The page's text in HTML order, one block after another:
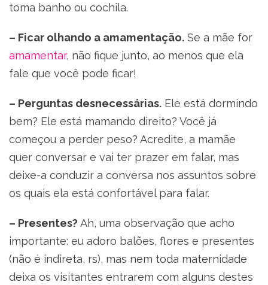
toma banho ou cochila.
– Ficar olhando a amamentação. Se a mãe for
amamentar, não fique junto, ao menos que ela
fale que você pode ficar!
– Perguntas desnecessárias. Ele está dormindo
bem? Ele está mamando direito? Você já
começou a perder peso? Acredite, a mamãe
quer conversar e vai ter prazer em falar, mas
deixe-a conduzir a conversa nos assuntos sobre
os quais ela está confortável para falar.
– Presentes? Ah, uma observação que acho
importante: eu adoro balões, flores e presentes
(não é indireta, rs), mas nem toda maternidade
deixa os visitantes entrarem com alguns destes